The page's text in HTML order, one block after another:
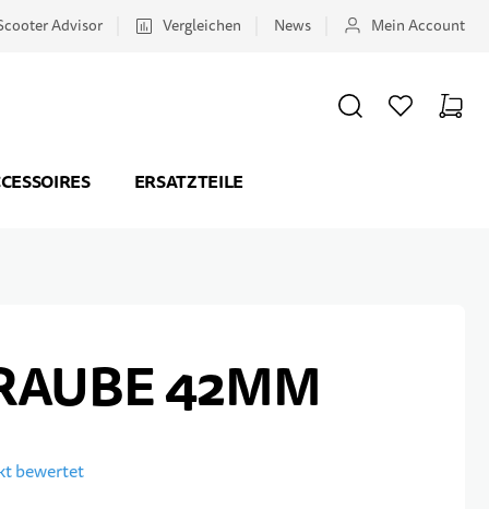
Advisor Vergleichen News Mein Account
ERSATZTEILE
SUCHE WUNSCHZETTEL
42MM
bewertet